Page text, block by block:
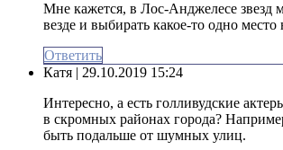
Мне кажется, в Лос-Анджелесе звезд
везде и выбирать какое-то одно
Ответить
Катя | 29.10.2019 15:24
Интересно, а есть голливудские
в скромных районах города?
быть подальше от шумных улиц.